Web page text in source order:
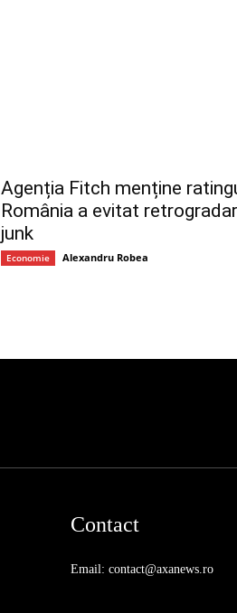
Agenția Fitch menține
România a evitat
junk
Economie Alexandru Robea
Contact
Email: contact@axanews.ro